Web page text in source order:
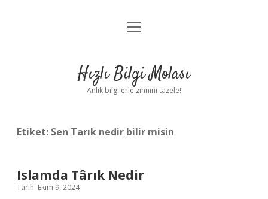
Anasayfa
Yasal Uyarı
menüyü
Hızlı Bilgi Molası
Anlık bilgilerle zihnini tazele!
Etiket: Sen Tarık nedir bilir misin
Islamda Târık Nedir
Tarih: Ekim 9, 2024